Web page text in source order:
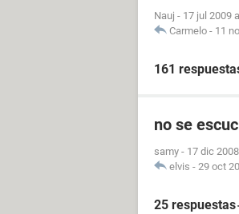
Nauj - 17 jul 2009
Carmelo - 11
161
no se
samy - 17 dic
elvis - 29 oct
25 respuestas